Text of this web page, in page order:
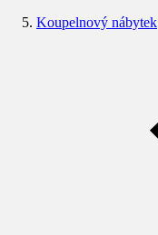
Koupelnový nábytek